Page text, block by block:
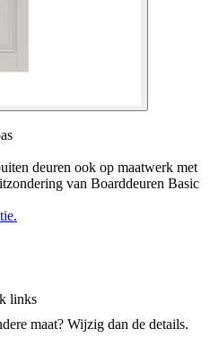
deuren ook op maatwerk met
van Boarddeuren Basic
links
maat? Wijzig dan de details.